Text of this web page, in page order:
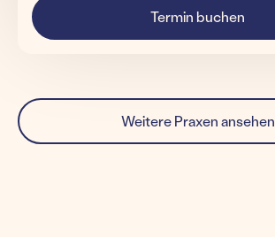
Termin buchen
Weitere Praxen ansehen